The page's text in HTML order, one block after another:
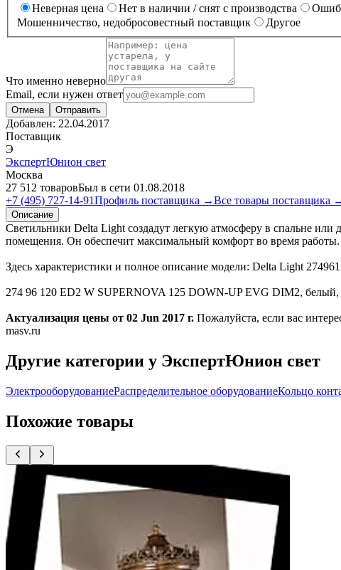
Неверная цена
Нет в наличии / снят с производства
Мошенничество, недобросовестный поставщик
Другое
Что именно неверно
Email, если нужен ответ
Отмена Отправить
Добавлен: 22.04.2017
Поставщик
Э
ЭкспертЮнион свет
Москва
27 512 товаровБыл в сети 01.08.2018
+7 (495) 727-14-91Профиль поставщика →Все товары поставщика
Описание
Светильники Delta Light создадут легкую атмосферу в спальне
помещения. Он обеспечит максимальный комфорт во время работы.
Здесь характеристики и полное описание модели: Delta Light
274 96 120 ED2 W SUPERNOVA 125 DOWN-UP EVG DIM2,
Актуализация цены от 02 Jun 2017 г. Пожалуйста, если вас
masv.ru
Другие категории у ЭкспертЮнион свет
ЭлектрооборудованиеРаспределительное оборудованиеКольцо
Похожие товары